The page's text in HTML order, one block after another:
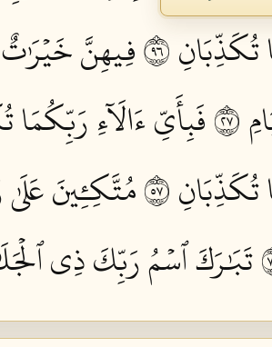
٦٩
فِيهِنَّ خَيۡرَٰتٌ
فَبِأَيِّ ءَالَآءِ رَبِّكُمَا
٧٥
مُتَّكِـِٔينَ
تَبَٰرَكَ ٱسۡمُ رَبِّكَ ذِي ٱلۡجَلَٰلِ